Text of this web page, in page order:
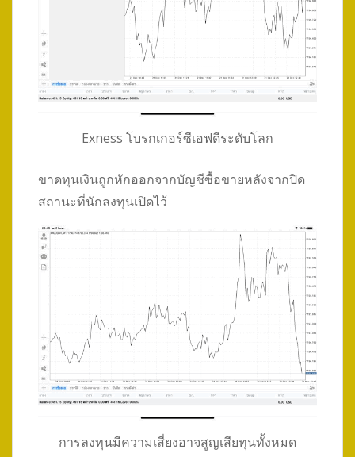
Exness โบรกเกอร์ซีเอฟดีระดับโลก
ขาดทุนเงินถูกหักออกจากบัญชีซื้อขายหลังจากปิด
สถานะที่นักลงทุนเปิดไว้
การลงทุนมีความเสี่ยงอาจสูญเสียทุนทั้งหมด